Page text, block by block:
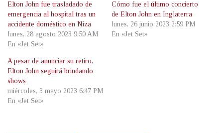
Elton John fue trasladado de
emergencia al hospital tras un
accidente doméstico en Niza
lunes, 28 agosto 2023 9:50 AM
En «Jet Set»
Cómo fue el último concierto
de Elton John en Inglaterra
lunes, 26 junio 2023 2:59 PM
En «Jet Set»
A pesar de anunciar su retiro,
Elton John seguirá brindando
shows
miércoles, 3 mayo 2023 6:47 PM
En «Jet Set»